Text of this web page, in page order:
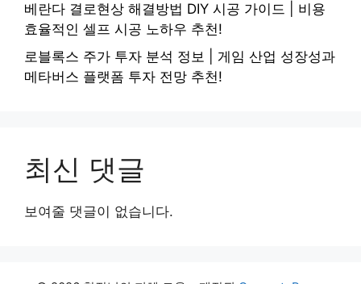
베란다 결로현상 해결방법 DIY 시공 가이드 | 비용
효율적인 셀프 시공 노하우 추천!
로블록스 주가 투자 분석 정보 | 게임 산업 성장성과
메타버스 플랫폼 투자 전망 추천!
최신 댓글
보여줄 댓글이 없습니다.